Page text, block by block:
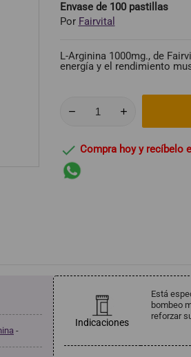
Envase de 100 pastillas
Por Fairvital
L-Arginina 1000mg., de
energía y el rendimiento
 Compra hoy y recíbelo
-
Indicaciones
Está
bombeo
reforzar